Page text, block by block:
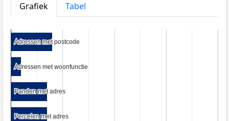
Grafiek
Tabel
Adressen met postcode
Adressen met postcode
Adressen met woonfunctie
Adressen met woonfunctie
Panden met adres
Panden met adres
Percelen met adres
Percelen met adres